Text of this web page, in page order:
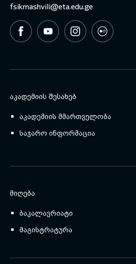
fsikmashvili@eta.edu.ge
ᲐᲙᲐᲓᲔᲛᲘᲘᲡ ᲨᲔᲡᲐᲮᲔᲑ
აკადემიის მმართველობა
საჯარო ინფორმაცია
ᲛᲘᲦᲔᲑᲐ
ბაკალავრიატი
მაგისტრატურა